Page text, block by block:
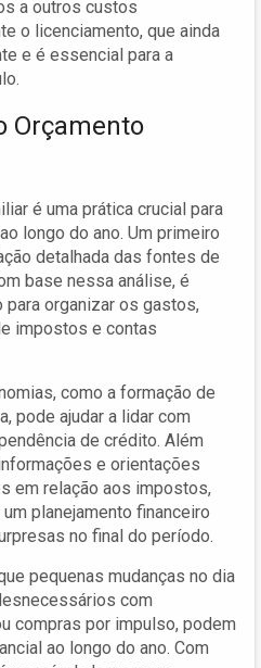
a outros custos
o licenciamento, que ainda
e é essencial para a
Orçamento
é uma prática crucial para
longo do ano. Um primeiro
detalhada das fontes de
base nessa análise, é
organizar os gastos,
impostos e contas
como a formação de
pode ajudar a lidar com
de crédito. Além
e orientações
em relação aos impostos,
planejamento financeiro
no final do período.
pequenas mudanças no dia
com
compras por impulso, podem
ao longo do ano. Com